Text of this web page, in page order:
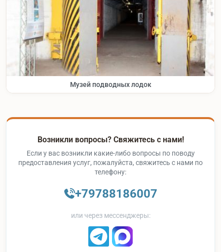
Музей подводных лодок
Возникли вопросы? Свяжитесь с нами!
Если у вас возникли какие-либо вопросы по поводу
предоставления услуг, пожалуйста, свяжитесь с нами по
телефону:
+79788186007
или через мессенджеры: